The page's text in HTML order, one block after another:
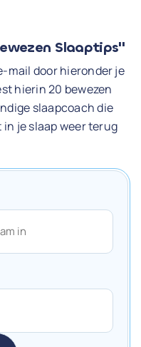
Slaaptips"
mail door hieronder je
hierin 20 bewezen
slaapcoach die
je slaap weer terug